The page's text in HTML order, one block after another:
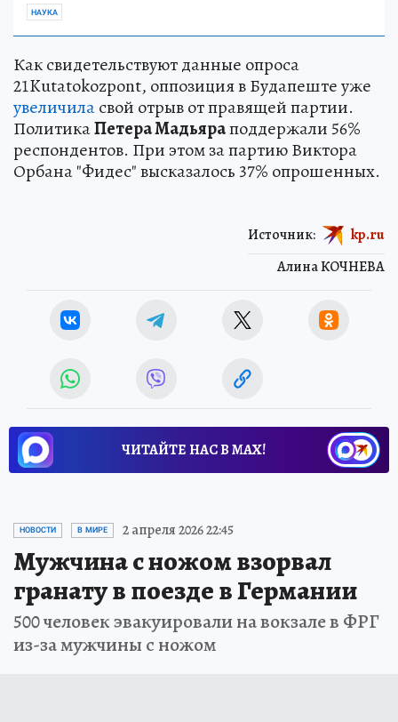
НАУКА
Как свидетельствуют данные опроса
21Kutatokozpont, оппозиция в Будапеште уже
увеличиласвой отрыв от правящей партии.
ПолитикаПетера Мадьяраподдержали 56%
респондентов. При этом за партию Виктора
Орбана "Фидес" высказалось 37% опрошенных.
Алина КОЧНЕВА
Источник: kp.ru
ЧИТАЙТЕ НАС В МАХ!
НОВОСТИ В МИРЕ 2 апреля 2026 22:45
Мужчина с ножом взорвал
гранату в поезде в Германии
500 человек эвакуировали на вокзале в ФРГ
из-за мужчины с ножом